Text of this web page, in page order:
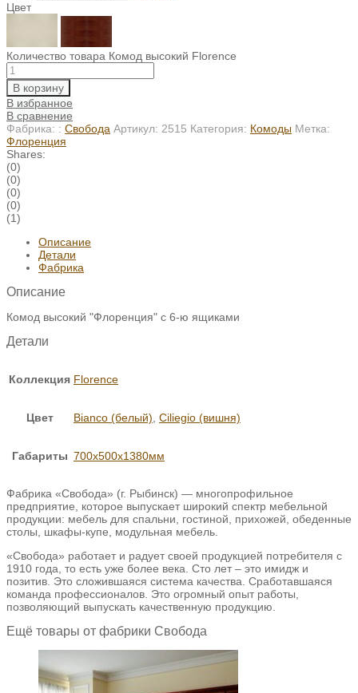
Цвет
Количество товара Комод высокий Florence
В корзину
В избранное
В сравнение
Фабрика: : Свобода Артикул: 2515 Категория: Комоды Метка:
Флоренция
Shares:
(0)
(0)
(0)
(0)
(1)
Описание
Детали
Фабрика
Описание
Комод высокий "Флоренция" с 6-ю ящиками
Детали
Коллекция Florence
Цвет Bianco (белый) Ciliegio (вишня)
Габариты 700х500х1380мм
Фабрика «Свобода» (г. Рыбинск) — многопрофильное
предприятие, которое выпускает широкий спектр мебельной
продукции: мебель для спальни, гостиной, прихожей, обеденные
столы, шкафы-купе, модульная мебель.
«Свобода» работает и радует своей продукцией потребителя с
1910 года, то есть уже более века. Сто лет – это имидж и
позитив. Это сложившаяся система качества. Сработавшаяся
команда профессионалов. Это огромный опыт работы,
позволяющий выпускать качественную продукцию.
Ещё товары от фабрики Свобода